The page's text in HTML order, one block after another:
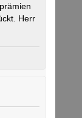
Herr